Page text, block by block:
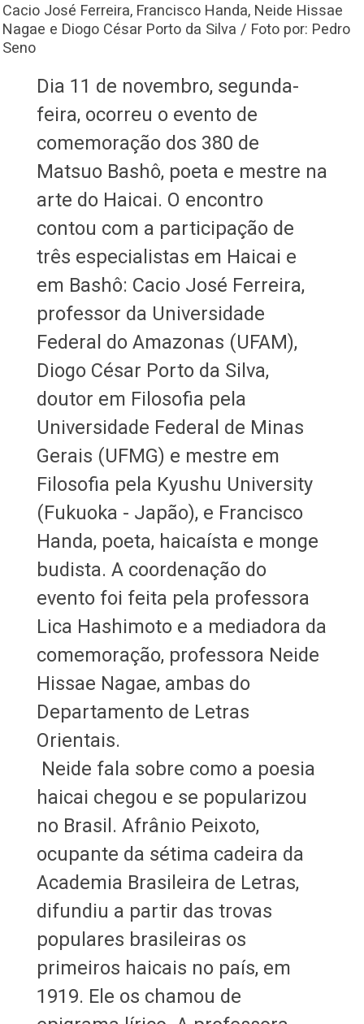
Cacio José Ferreira, Francisco Handa, Neide Hissae
Nagae e Diogo César Porto da Silva / Foto por: Pedro
Seno
Dia 11 de novembro, segunda-
feira, ocorreu o evento de
comemoração dos 380 de
Matsuo Bashô, poeta e mestre na
arte do Haicai. O encontro
contou com a participação de
três especialistas em Haicai e
em Bashô: Cacio José Ferreira,
professor da Universidade
Federal do Amazonas (UFAM),
Diogo César Porto da Silva,
doutor em Filosofia pela
Universidade Federal de Minas
Gerais (UFMG) e mestre em
Filosofia pela Kyushu University
(Fukuoka - Japão), e Francisco
Handa, poeta, haicaísta e monge
budista. A coordenação do
evento foi feita pela professora
Lica Hashimoto e a mediadora da
comemoração, professora Neide
Hissae Nagae, ambas do
Departamento de Letras
Orientais.
Neide fala sobre como a poesia
haicai chegou e se popularizou
no Brasil. Afrânio Peixoto,
ocupante da sétima cadeira da
Academia Brasileira de Letras,
difundiu a partir das trovas
populares brasileiras os
primeiros haicais no país, em
1919. Ele os chamou de